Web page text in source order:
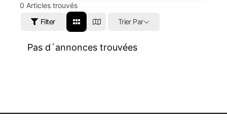
0 Articles trouvés
Filter
Trier Par
Pas d´annonces trouvées